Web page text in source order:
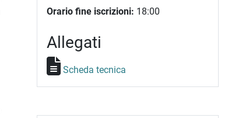
Orario fine iscrizioni: 18:00
Allegati
Scheda tecnica